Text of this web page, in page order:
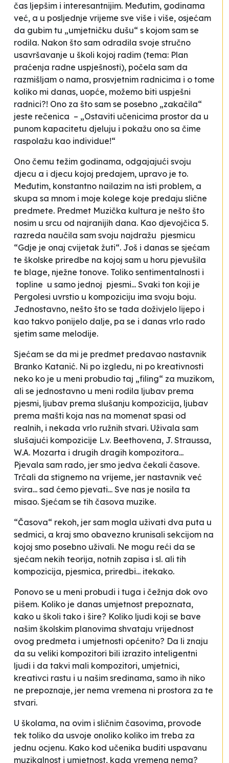
čas ljepšim i interesantnijim. Međutim, godinama
već, a u posljednje vrijeme sve više i više, osjećam
da gubim tu „umjetničku dušu“ s kojom sam se
rodila. Nakon što sam odradila svoje stručno
usavršavanje u školi kojoj radim (tema: Plan
praćenja radne uspješnosti), počela sam da
razmišljam o nama, prosvjetnim radnicima i o tome
koliko mi danas, uopće, možemo biti uspješni
radnici?! Ono za što sam se posebno „zakačila“
jeste rečenica – „Ostaviti učenicima prostor da u
punom kapacitetu djeluju i pokažu ono sa čime
raspolažu kao individue!“
Ono čemu težim godinama, odgajajući svoju
djecu a i djecu kojoj predajem, upravo je to.
Međutim, konstantno nailazim na isti problem, a
skupa sa mnom i moje kolege koje predaju slične
predmete. Predmet Muzička kultura je nešto što
nosim u srcu od najranijih dana. Kao djevojčica 5.
razreda naučila sam svoju najdražu pjesmicu
“Gdje je onaj cvijetak žuti“. Još i danas se sjećam
te školske priredbe na kojoj sam u horu pjevušila
te blage, nježne tonove. Toliko sentimentalnosti i
topline u samo jednoj pjesmi... Svaki ton koji je
Pergolesi uvrstio u kompoziciju ima svoju boju.
Jednostavno, nešto što se tada doživjelo lijepo i
kao takvo ponijelo dalje, pa se i danas vrlo rado
sjetim same melodije.
Sjećam se da mi je predmet predavao nastavnik
Branko Katanić. Ni po izgledu, ni po kreativnosti
neko ko je u meni probudio taj „filing“ za muzikom,
ali se jednostavno u meni rodila ljubav prema
pjesmi, ljubav prema slušanju kompozicija, ljubav
prema mašti koja nas na momenat spasi od
realnih, i nekada vrlo ružnih stvari. Uživala sam
slušajući kompozicije L.v. Beethovena, J. Straussa,
W.A. Mozarta i drugih dragih kompozitora...
Pjevala sam rado, jer smo jedva čekali časove.
Trčali da stignemo na vrijeme, jer nastavnik već
svira... sad ćemo pjevati... Sve nas je nosila ta
misao. Sjećam se tih časova muzike.
“Časova“ rekoh, jer sam mogla uživati dva puta u
sedmici, a kraj smo obavezno krunisali sekcijom na
kojoj smo posebno uživali. Ne mogu reći da se
sjećam nekih teorija, notnih zapisa i sl. ali tih
kompozicija, pjesmica, priredbi... itekako.
Ponovo se u meni probudi i tuga i čežnja dok ovo
pišem. Koliko je danas umjetnost prepoznata,
kako u školi tako i šire? Koliko ljudi koji se bave
našim školskim planovima shvataju vrijednost
ovog predmeta i umjetnosti općenito? Da li znaju
da su veliki kompozitori bili izrazito inteligentni
ljudi i da takvi mali kompozitori, umjetnici,
kreativci rastu i u našim sredinama, samo ih niko
ne prepoznaje, jer nema vremena ni prostora za te
stvari.
U školama, na ovim i sličnim časovima, provode
tek toliko da usvoje onoliko koliko im treba za
jednu ocjenu. Kako kod učenika buditi uspavanu
muzikalnost i umjetnost, kada vremena nema?